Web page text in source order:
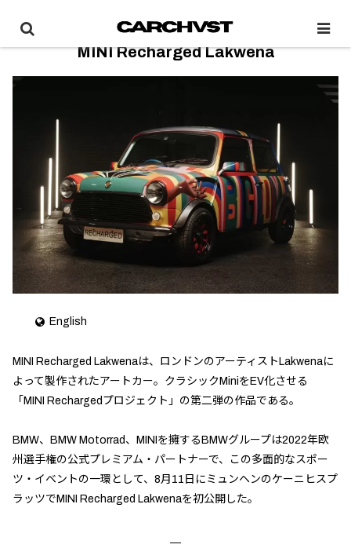
MINI Recharged Lakwena
English
MINI Recharged Lakwenaは、ロンドンのアーティストLakwenaに
よって製作されたアートカー。クラシックMiniをEV化させる
「MINI Rechargedプロジェクト」の第二弾の作品である。
BMW、BMW Motorrad、MINIを擁するBMWグループは2022年欧
州選手権の公式プレミアム・パートナーで、この多面的なスポー
ツ・イベントの一環として、8月11日にミュンヘンのケーニヒスプ
ラッツでMINI Recharged Lakwenaを初公開した。